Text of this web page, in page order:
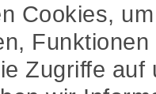
Cookies,
Zugriffe